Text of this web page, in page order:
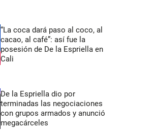
“La coca dará paso al coco, al
cacao, al café”: así fue la
posesión de De la Espriella en
Cali
De la Espriella dio por
terminadas las negociaciones
con grupos armados y anunció
megacárceles